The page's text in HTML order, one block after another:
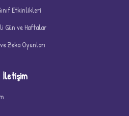
D
Etkinlikleri
Gün ve Haftalar
Zeka Oyunları
İletişim